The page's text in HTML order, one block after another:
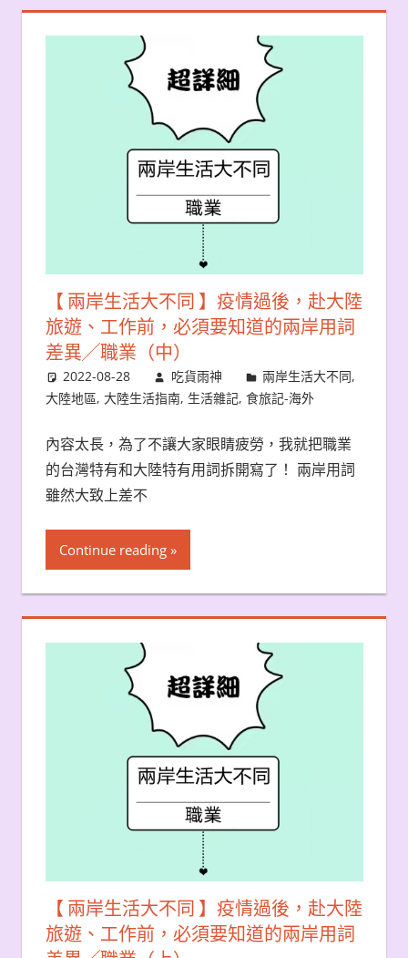
【 兩岸生活大不同 】疫情過後，赴大陸
旅遊、工作前，必須要知道的兩岸用詞
差異╱職業（中）
2022-08-28 吃貨雨神 兩岸生活大不同,
大陸地區, 大陸生活指南, 生活雜記, 食旅記-海外
內容太長，為了不讓大家眼睛疲勞，我就把職業
的台灣特有和大陸特有用詞拆開寫了！ 兩岸用詞
雖然大致上差不
Continue reading
【 兩岸生活大不同 】疫情過後，赴大陸
旅遊、工作前，必須要知道的兩岸用詞